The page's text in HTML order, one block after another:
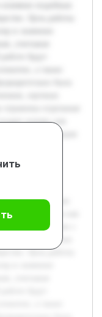
основу для
выводов
для
и культурных
актуально, так как
России с
подобных
Цель работы